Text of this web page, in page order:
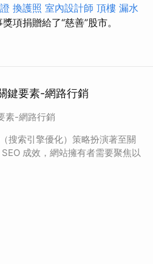
換護照 室內設計師 頂樓 漏水
項捐贈給了“慈善”股市。
鍵要素-網路行銷
素-網路行銷
搜索引擎優化）策略扮演著至關
成效，網站擁有者需要聚焦以